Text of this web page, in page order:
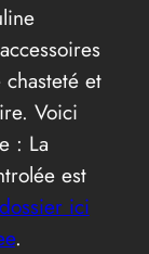
et
Voici
: La
est
ici
.